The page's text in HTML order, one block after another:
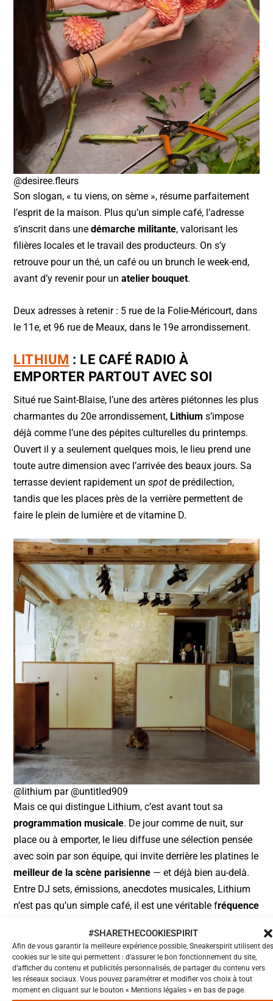
#SHARETHECOOKIESPIRIT
Afin de vous garantir la meilleure expérience possible, Sneakerspirit utilisent des
cookies sur le site qui permettent : d’assurer le bon fonctionnement du site,
d’afficher du contenu et publicités personnalisés, de partager du contenu vers
les réseaux sociaux. Vous pouvez paramétrer et modifier vos choix à tout
moment en cliquant sur le bouton « Mentions légales » en bas de page.
@desiree.fleurs
Son slogan, « tu viens, on sème », résume parfaitement
l’esprit de la maison. Plus qu’un simple café, l’adresse
s’inscrit dans unedémarche militante, valorisant les
filières locales et le travail des producteurs. On s’y
retrouve pour un thé, un café ou un brunch le week-end,
avant d’y revenir pour unatelier bouquet.
Deux adresses à retenir : 5 rue de la Folie-Méricourt, dans
le 11e, et 96 rue de Meaux, dans le 19e arrondissement.
LITHIUM : LE CAFÉ RADIO À
EMPORTER PARTOUT AVEC SOI
Situé rue Saint-Blaise, l’une des artères piétonnes les plus
charmantes du 20e arrondissement, Lithium s’impose
déjà comme l’une des pépites culturelles du printemps.
Ouvert il y a seulement quelques mois, le lieu prend une
toute autre dimension avec l’arrivée des beaux jours. Sa
terrasse devient rapidement unspot de prédilection,
tandis que les places près de la verrière permettent de
faire le plein de lumière et de vitamine D.
@lithium par @untitled909
Mais ce qui distingue Lithium, c’est avant tout sa
programmation musicale. De jour comme de nuit, sur
place ou à emporter, le lieu diffuse une sélection pensée
avec soin par son équipe, qui invite derrière les platines le
meilleur de la scène parisienne — et déjà bien au-delà.
Entre DJ sets, émissions, anecdotes musicales, Lithium
n’est pas qu’un simple café, il est une véritable fréquence
On y vient d’abord pour la musique, on y reste pour sa
carte aux prix raisonnables et son atmosphère singulière.
Une adresse qui semble déjà en passe de devenir un haut